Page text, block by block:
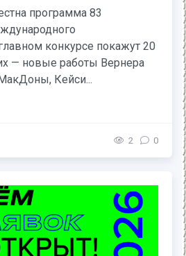
программа 83
конкурсе покажут 20
— новые работы Вернера
Кейси...
2 0